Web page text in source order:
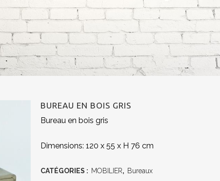
BUREAU EN BOIS GRIS
Bureau en bois gris
Dimensions: 120 x 55 x H 76 cm
CATÉGORIES : MOBILIER, Bureaux